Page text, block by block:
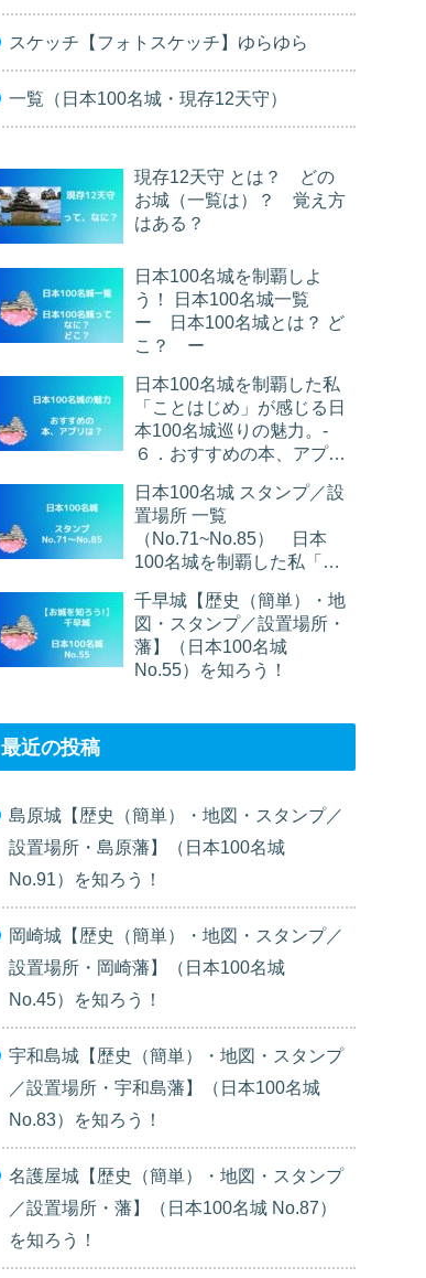
スケッチ【フォトスケッチ】ゆらゆら
一覧（日本100名城・現存12天守）
現存12天守 とは？ どの
お城（一覧は）？ 覚え方
はある？
日本100名城を制覇しよ
う！ 日本100名城一覧
ー 日本100名城とは？ ど
こ？ ー
日本100名城を制覇した私
「ことはじめ」が感じる日
本100名城巡りの魅力。-
６．おすすめの本、アプリ
日本100名城 スタンプ／設
置場所 一覧
（No.71~No.85） 日本
100名城を制覇した私「こ
す。
千早城【歴史（簡単）・地
図・スタンプ／設置場所・
藩】（日本100名城
No.55）を知ろう！
最近の投稿
島原城【歴史（簡単）・地図・スタンプ／
設置場所・島原藩】（日本100名城
No.91）を知ろう！
岡崎城【歴史（簡単）・地図・スタンプ／
設置場所・岡崎藩】（日本100名城
No.45）を知ろう！
宇和島城【歴史（簡単）・地図・スタンプ
／設置場所・宇和島藩】（日本100名城
No.83）を知ろう！
名護屋城【歴史（簡単）・地図・スタンプ
／設置場所・藩】（日本100名城 No.87）
を知ろう！